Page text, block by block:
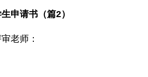
申请书（篇2）
老师：